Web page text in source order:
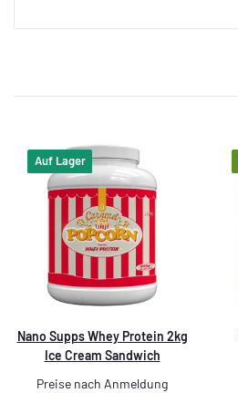
Auf Lager
Nano Supps Whey Protein 2kg
Ice Cream Sandwich
Preise nach Anmeldung